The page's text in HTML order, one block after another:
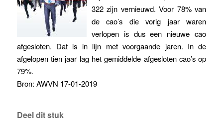
322 zijn vernieuwd. Voor 78% van
de cao’s die vorig jaar waren
verlopen is dus een nieuwe cao
afgesloten. Dat is in lijn met voorgaande jaren. In de
afgelopen tien jaar lag het gemiddelde afgesloten cao’s op
79%.
Bron: AWVN 17-01-2019
Deel dit stuk